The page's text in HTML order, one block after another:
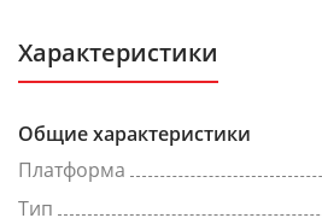
Характеристики
Общие характеристики
Платформа
Тип